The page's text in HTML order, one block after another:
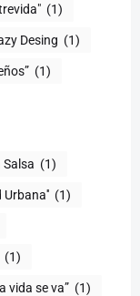
(1)
Desing (1)
(1)
Salsa (1)
Urbana'' (1)
(1)
vida se va” (1)